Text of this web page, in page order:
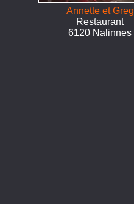
Annette et Greg
Restaurant
6120 Nalinnes